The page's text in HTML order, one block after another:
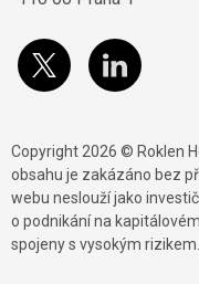
Copyright 2026 © Roklen
obsahu je zakázáno bez
webu neslouží jako
o podnikání na
spojeny s vysokým rizikem.